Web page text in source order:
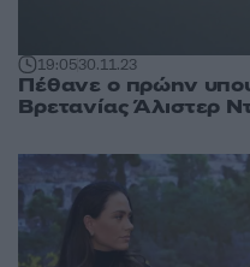
19:0530.11.23
Πέθανε ο πρώην
Βρετανίας Άλιστερ